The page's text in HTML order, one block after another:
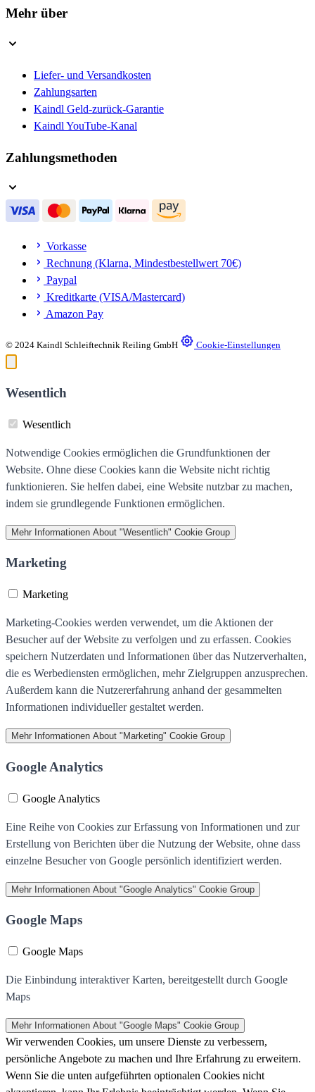
Mehr über
Liefer- und Versandkosten
Zahlungsarten
Kaindl Geld-zurück-Garantie
Kaindl YouTube-Kanal
Zahlungsmethoden
Vorkasse
Rechnung (Klarna, Mindestbestellwert 70€)
Paypal
Kreditkarte (VISA/Mastercard)
Amazon Pay
© 2024 Kaindl Schleiftechnik Reiling GmbH Cookie-Einstellungen
Wesentlich
Wesentlich
Notwendige Cookies ermöglichen die Grundfunktionen der
Website. Ohne diese Cookies kann die Website nicht richtig
funktionieren. Sie helfen dabei, eine Website nutzbar zu machen,
indem sie grundlegende Funktionen ermöglichen.
Mehr Informationen About "Wesentlich" Cookie Group
Marketing
Marketing
Marketing-Cookies werden verwendet, um die Aktionen der
Besucher auf der Website zu verfolgen und zu erfassen. Cookies
speichern Nutzerdaten und Informationen über das Nutzerverhalten,
die es Werbediensten ermöglichen, mehr Zielgruppen anzusprechen.
Außerdem kann die Nutzererfahrung anhand der gesammelten
Informationen individueller gestaltet werden.
Mehr Informationen About "Marketing" Cookie Group
Google Analytics
Google Analytics
Eine Reihe von Cookies zur Erfassung von Informationen und zur
Erstellung von Berichten über die Nutzung der Website, ohne dass
einzelne Besucher von Google persönlich identifiziert werden.
Mehr Informationen About "Google Analytics" Cookie Group
Google Maps
Google Maps
Die Einbindung interaktiver Karten, bereitgestellt durch Google
Maps
Mehr Informationen About "Google Maps" Cookie Group
Wir verwenden Cookies, um unsere Dienste zu verbessern,
persönliche Angebote zu machen und Ihre Erfahrung zu erweitern.
Wenn Sie die unten aufgeführten optionalen Cookies nicht